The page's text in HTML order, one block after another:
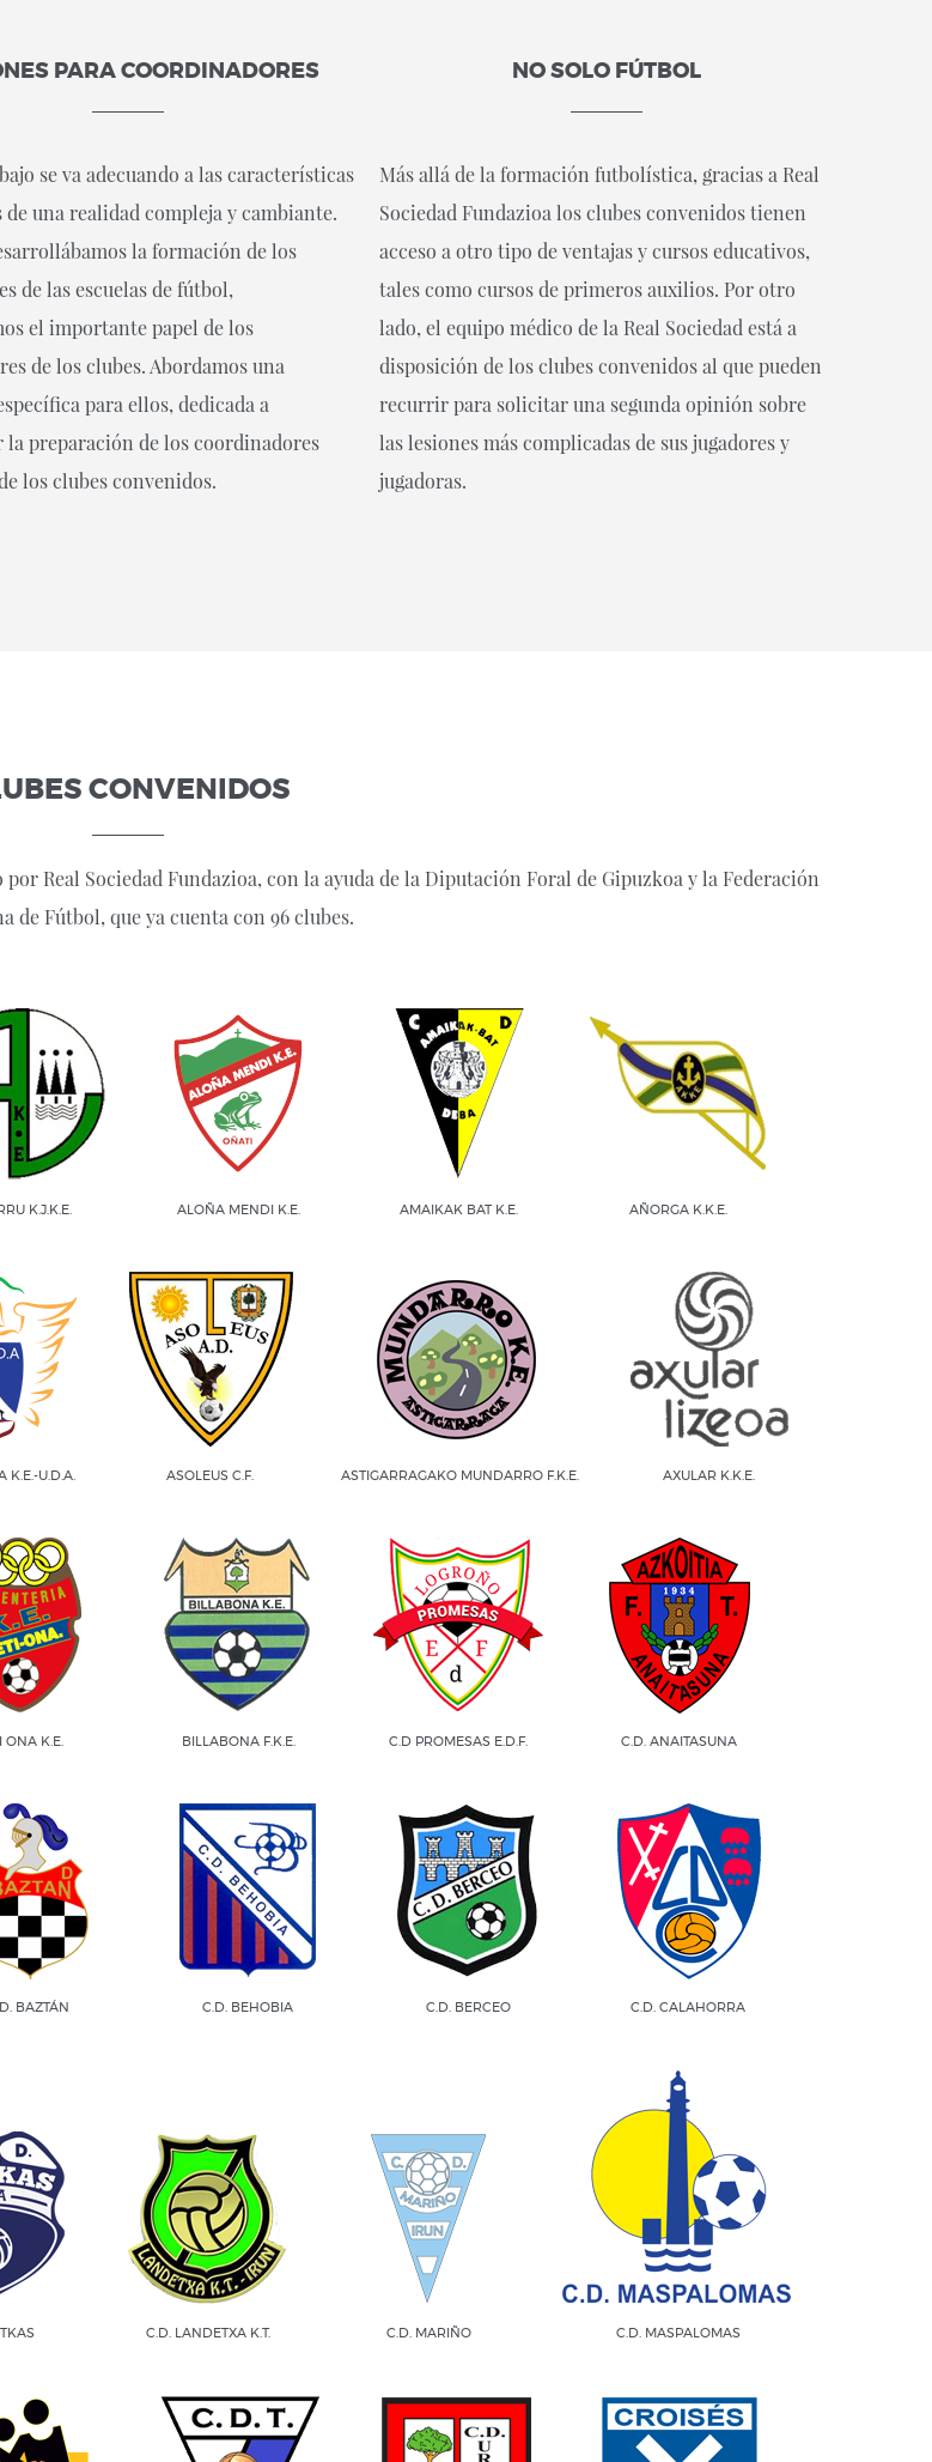
PARA COORDINADORES
se va adecuando a las características
de una realidad compleja y cambiante.
la formación de los
de las escuelas de fútbol,
el importante papel de los
de los clubes. Abordamos una
para ellos, dedicada a
preparación de los coordinadores
los clubes convenidos.
NO SOLO FÚTBOL
Más allá de la formación futbolística, gracias a Real
Sociedad Fundazioa los clubes convenidos tienen
acceso a otro tipo de ventajas y cursos educativos,
tales como cursos de primeros auxilios. Por otro
lado, el equipo médico de la Real Sociedad está a
disposición de los clubes convenidos al que pueden
recurrir para solicitar una segunda opinión sobre
las lesiones más complicadas de sus jugadores y
jugadoras.
CONVENIDOS
Real Sociedad Fundazioa, con la ayuda de la Diputación Foral de Gipuzkoa y la Federación
de Fútbol, que ya cuenta con 96 clubes.
K.J.K.E. ALOÑA MENDI K.E. AMAIKAK BAT K.E. AÑORGA K.K.E.
K.E.-U.D.A. ASOLEUS C.F. ASTIGARRAGAKO MUNDARRO F.K.E. AXULAR K.K.E.
ONA K.E. BILLABONA F.K.E. C.D PROMESAS E.D.F. C.D. ANAITASUNA
BAZTÁN C.D. BEHOBIA C.D. BERCEO C.D. CALAHORRA
C.D. LANDETXA K.T. C.D. MARIÑO C.D. MASPALOMAS